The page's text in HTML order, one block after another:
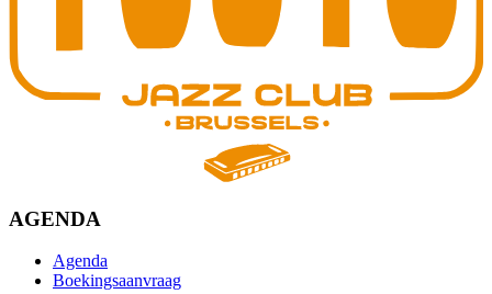
AGENDA
Agenda
Boekingsaanvraag